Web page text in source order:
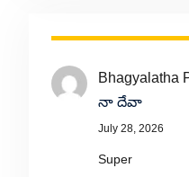
Bhagyalatha
నా దేవా
July 28, 2026
Super